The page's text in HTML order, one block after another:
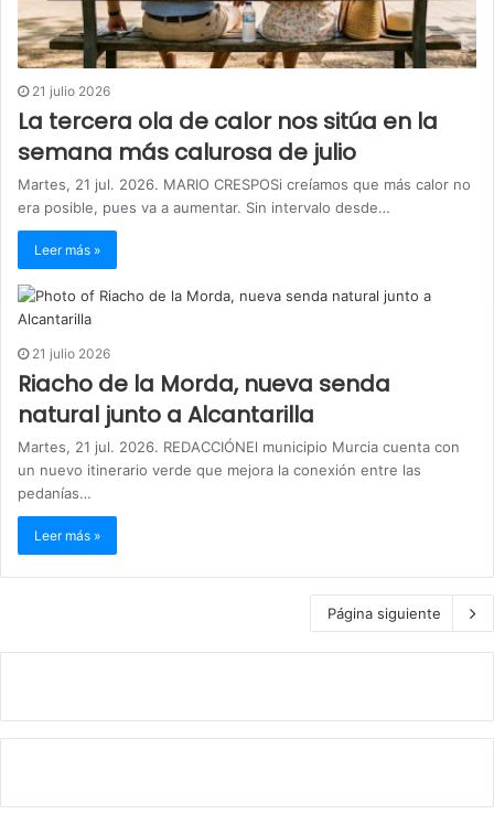
21 julio 2026
La tercera ola de calor nos sitúa en la
semana más calurosa de julio
Martes, 21 jul. 2026. MARIO CRESPOSi creíamos que más calor no
era posible, pues va a aumentar. Sin intervalo desde…
Leer más »
21 julio 2026
Riacho de la Morda, nueva senda
natural junto a Alcantarilla
Martes, 21 jul. 2026. REDACCIÓNEl municipio Murcia cuenta con
un nuevo itinerario verde que mejora la conexión entre las
pedanías…
Leer más »
Página siguiente